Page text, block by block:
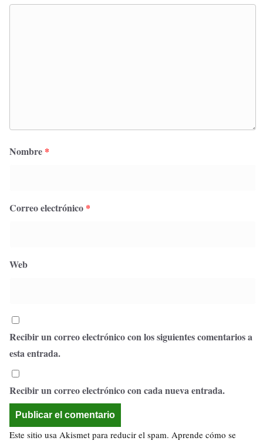
Nombre *
Correo electrónico *
Web
Recibir un correo electrónico con los siguientes comentarios a
esta entrada.
Recibir un correo electrónico con cada nueva entrada.
Este sitio usa Akismet para reducir el spam. Aprende cómo se